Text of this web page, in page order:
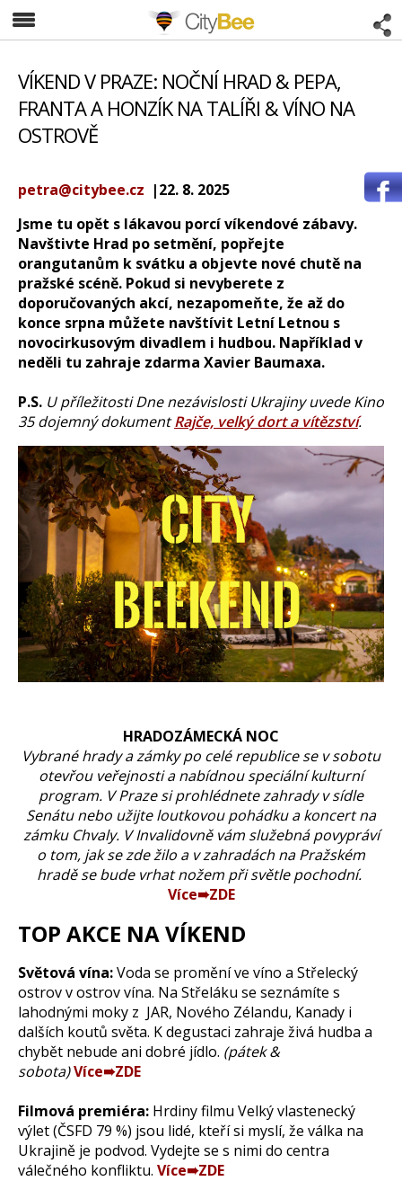
CityBee
VÍKEND V PRAZE: NOČNÍ HRAD & PEPA,
FRANTA A HONZÍK NA TALÍŘI & VÍNO NA
OSTROVĚ
petra@citybee.cz |22. 8. 2025
Jsme tu opět s lákavou porcí víkendové zábavy.
Navštivte Hrad po setmění, popřejte
orangutanům k svátku a objevte nové chutě na
pražské scéně. Pokud si nevyberete z
doporučovaných akcí, nezapomeňte, že až do
konce srpna můžete navštívit Letní Letnou s
novocirkusovým divadlem i hudbou. Například v
neděli tu zahraje zdarma Xavier Baumaxa.
P.S. U příležitosti Dne nezávislosti Ukrajiny uvede Kino
35 dojemný dokumentRajče, velký dort a vítězství.
HRADOZÁMECKÁ NOC
Vybrané hrady a zámky po celé republice se v sobotu
otevřou veřejnosti a nabídnou speciální kulturní
program. V Praze si prohlédnete zahrady v sídle
Senátu nebo užijte loutkovou pohádku a koncert na
zámku Chvaly. V Invalidovně vám služebná povypráví
o tom, jak se zde žilo a v zahradách na Pražském
hradě se bude vrhat nožem při světle pochodní.
Více➠ZDE
TOP AKCE NA VÍKEND
Světová vína:Voda se promění ve víno a Střelecký
ostrov v ostrov vína. Na Střeláku se seznámíte s
lahodnými moky z JAR, Nového Zélandu, Kanady i
dalších koutů světa. K degustaci zahraje živá hudba a
chybět nebude ani dobré jídlo. (pátek &
sobota)Více➠ZDE
Filmová premiéra: Hrdiny filmu Velký vlastenecký
výlet (ČSFD 79 %) jsou lidé, kteří si myslí, že válka na
Ukrajině je podvod. Vydejte se s nimi do centra
válečného konfliktu. Více➠ZDE